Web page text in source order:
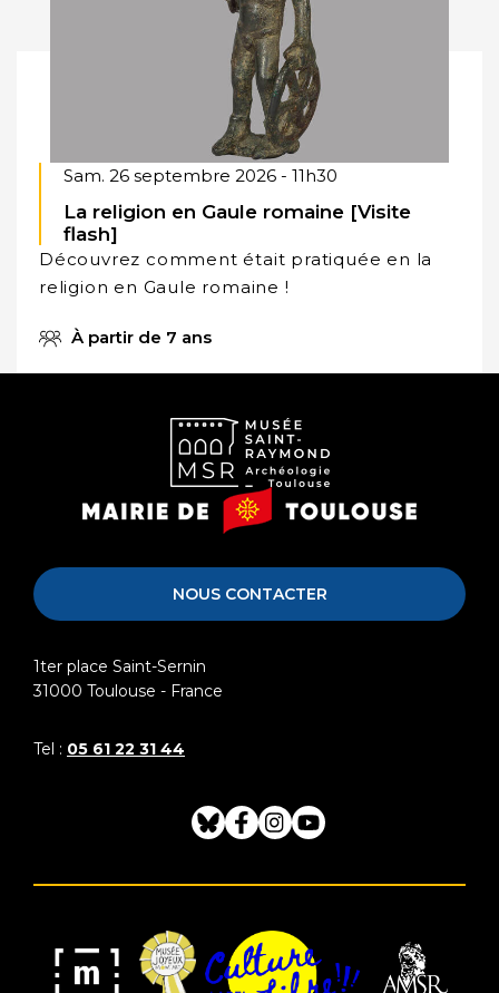
La religion en Gaule romaine [Visite
flash]
Sam. 26 septembre 2026 - 11h30
Découvrez comment était pratiquée en la
religion en Gaule romaine !
À partir de 7 ans
Musée
Saint-
Mairie
de
NOUS CONTACTER
1ter place Saint-Sernin
31000 Toulouse - France
Tel : 05 61 22 31 44
BlueskyFacebook
Instagram
Youtube